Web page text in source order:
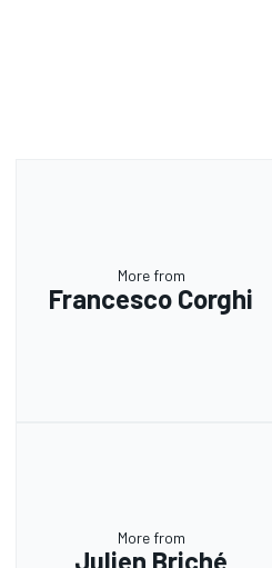
More from
Francesco Corghi
More from
Julien Briché